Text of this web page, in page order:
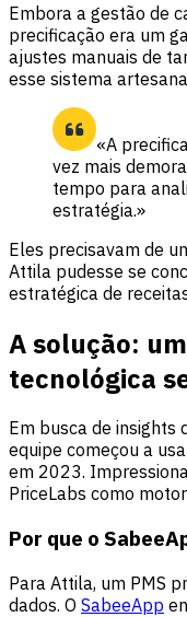
Embora a gestão de
precificação era um
ajustes manuais de
esse sistema
«A
vez mais
tempo para
estratégia.»
Eles precisavam de
Attila pudesse se
estratégica de
A solução:
tecnológica
Em busca de insights
equipe começou a
em 2023.
PriceLabs como
Por que o
Para Attila, um PMS
dados. O SabeeApp